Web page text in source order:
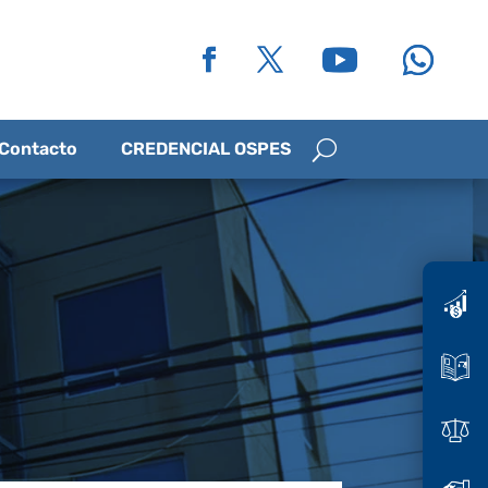
CREDENCIAL OSPES